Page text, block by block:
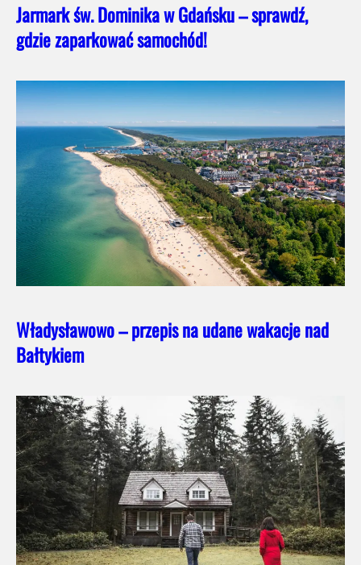
Jarmark św. Dominika w Gdańsku – sprawdź,
gdzie zaparkować samochód!
Władysławowo – przepis na udane wakacje nad
Bałtykiem